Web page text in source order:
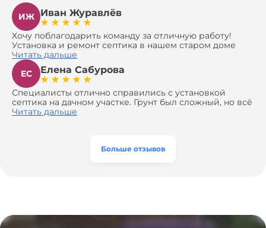
ИЖ Иван Журавлёв
Хочу поблагодарить команду за отличную работу!
Установка и ремонт септика в нашем старом доме
оказались сложной задачей, но ребята справились на
все 100%. Всё сделали аккуратно и профессионально.
Давали полезные рекомендации, не пытались
навязать ничего лишнего, помогли с выбором и
доставкой материалов, что позволило нам
сэкономить. Выполнили монтаж и демонтаж
оборудования, заменили трубы, обновили
эту компанию всем, кто ищет надёжных
Читать дальше
ЕС
Елена Сабурова
Специалисты отлично справились с установкой
септика на дачном участке. Грунт был сложный, но всё
сделали быстро и аккуратно. Помогли выбрать
Читать дальше
Больше отзывов